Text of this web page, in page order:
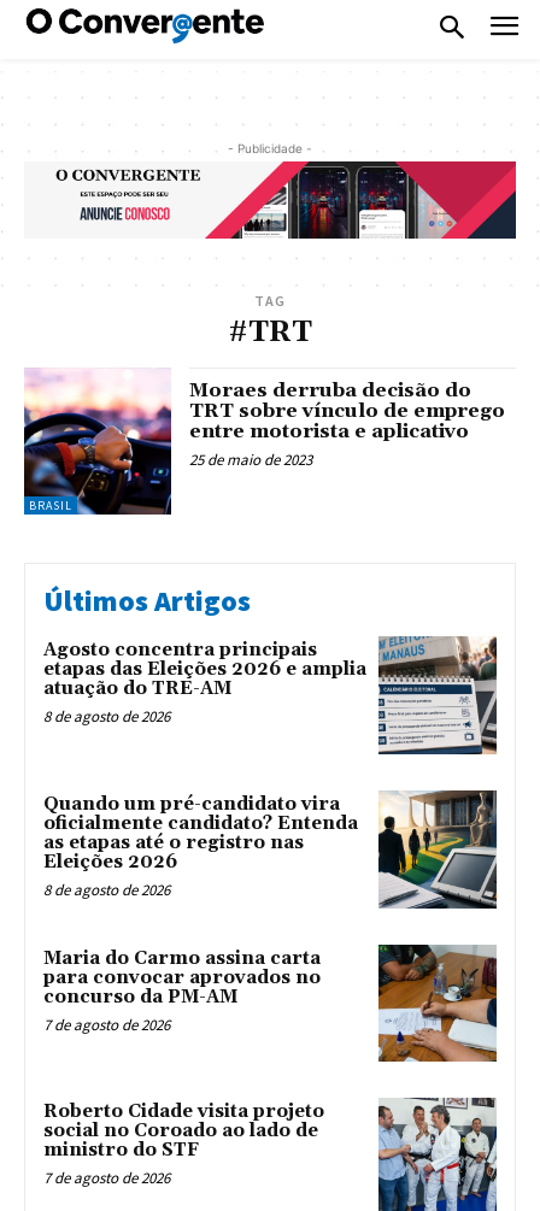
- Publicidade -
TAG
#TRT
BRASIL
Moraes derruba decisão do
TRT sobre vínculo de emprego
entre motorista e aplicativo
25 de maio de 2023
Últimos Artigos
Agosto concentra principais
etapas das Eleições 2026 e amplia
atuação do TRE-AM
8 de agosto de 2026
Quando um pré-candidato vira
oficialmente candidato? Entenda
as etapas até o registro nas
Eleições 2026
8 de agosto de 2026
Maria do Carmo assina carta
para convocar aprovados no
concurso da PM-AM
7 de agosto de 2026
Roberto Cidade visita projeto
social no Coroado ao lado de
ministro do STF
7 de agosto de 2026